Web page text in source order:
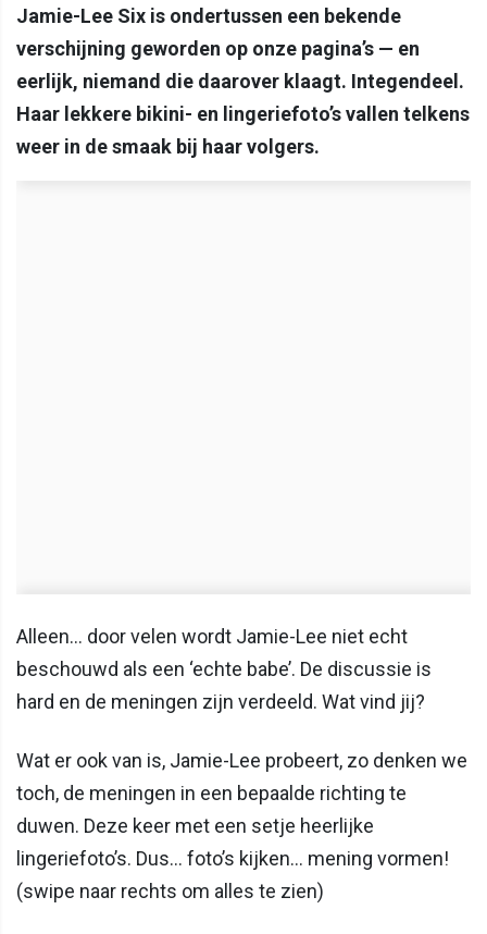
Jamie-Lee Six is ondertussen een bekende
verschijning geworden op onze pagina’s — en
eerlijk, niemand die daarover klaagt. Integendeel.
Haar lekkere bikini- en lingeriefoto’s vallen telkens
weer in de smaak bij haar volgers.
Alleen… door velen wordt Jamie-Lee niet echt
beschouwd als een ‘echte babe’. De discussie is
hard en de meningen zijn verdeeld. Wat vind jij?
Wat er ook van is, Jamie-Lee probeert, zo denken we
toch, de meningen in een bepaalde richting te
duwen. Deze keer met een setje heerlijke
lingeriefoto’s. Dus… foto’s kijken… mening vormen!
(swipe naar rechts om alles te zien)